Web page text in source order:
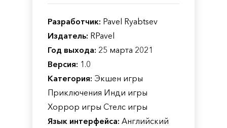
Разработчик: Pavel Ryabtsev
Издатель: RPavel
Год выхода: 25 марта 2021
Версия: 1.0
Категория: Экшен игры
Приключения Инди игры
Хоррор игры Стелс игры
Язык интерфейса: Английский